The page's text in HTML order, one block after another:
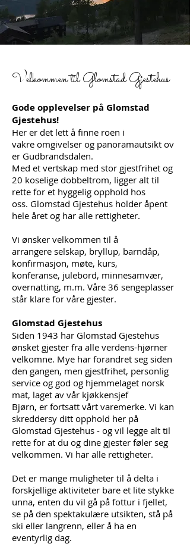
Velkommen til Glomstad Gjestehus
Gode opplevelser på Glomstad
Gjestehus!
Her er det lett å finne roen i
vakre omgivelser og panoramautsikt ov
er Gudbrandsdalen.
Med et vertskap med stor gjestfrihet og
20 koselige dobbeltrom, ligger alt til
rette for et hyggelig opphold hos
oss. Glomstad Gjestehus holder åpent
hele året og har alle rettigheter.
Vi ønsker velkommen til å
arrangere selskap, bryllup, barndåp,
konfirmasjon, møte, kurs,
konferanse, julebord, minnesamvær,
overnatting, m.m. Våre 36 sengeplasser
står klare for våre gjester.
Glomstad Gjestehus
Siden 1943 har Glomstad Gjestehus
ønsket gjester fra alle verdens-hjørner
velkomne. Mye har forandret seg siden
den gangen, men gjestfrihet, personlig
service og god og hjemmelaget norsk
mat, laget av vår kjøkkensjef
Bjørn, er fortsatt vårt varemerke. Vi kan
skreddersy ditt opphold her på
Glomstad Gjestehus - og vil legge alt til
rette for at du og dine gjester føler seg
velkommen. Vi har alle rettigheter.
Det er mange muligheter til å delta i
forskjellige aktiviteter bare et lite stykke
unna, enten du vil gå på fottur i fjellet,
se på den spektakulære utsikten, stå på
ski eller langrenn, eller å ha en
eventyrlig dag.